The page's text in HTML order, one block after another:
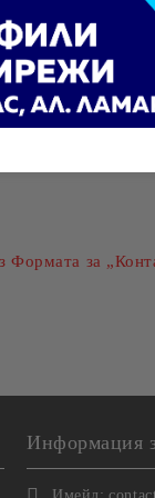
Ние ще се
Формата за
Информация